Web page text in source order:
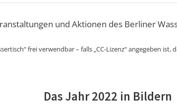
und Aktionen des Berliner
frei verwendbar – falls „CC-Lizenz“ angegeben
Das Jahr 2022 in Bildern